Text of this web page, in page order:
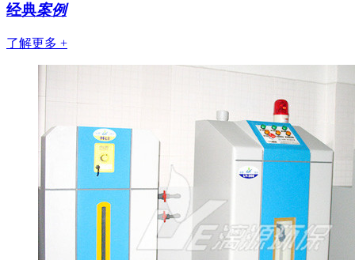
经典案例
了解更多 +